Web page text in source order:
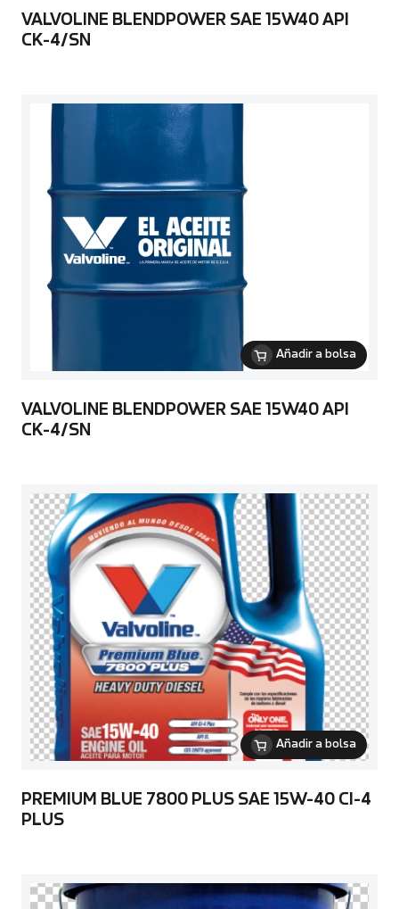
VALVOLINE BLENDPOWER SAE 15W40 API
CK-4/SN
Añadir a bolsa
VALVOLINE BLENDPOWER SAE 15W40 API
CK-4/SN
Añadir a bolsa
PREMIUM BLUE 7800 PLUS SAE 15W-40 CI-4
PLUS